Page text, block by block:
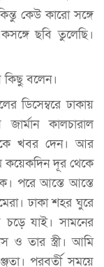
কেউ কারো সঙ্গে
ছবি তুলেছি।
কিছু বলেন।
ডিসেম্বরে ঢাকায়
কালচারাল
খবর দেন। আর
কয়েকদিন দূর থেকে
পরে আস্তে আস্তে
ঢাকা শহর ঘুরে
চড়ে যাই। সামনের
ও তার স্ত্রী। আমি
পরবর্তী সময়ে